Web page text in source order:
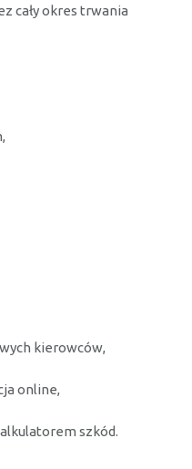
cały okres trwania
kierowców,
online,
szkód.